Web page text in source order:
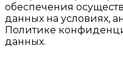
обеспечения
данных на условиях,
Политике
данных.